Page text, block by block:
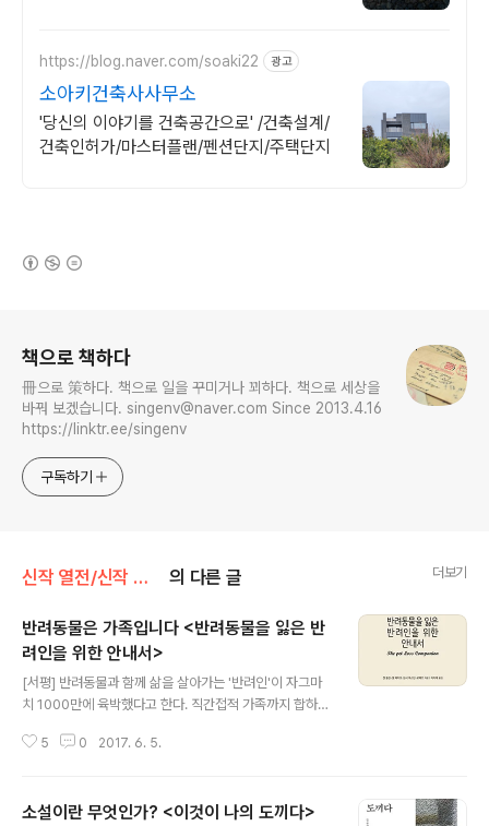
https://blog.naver.com/soaki22 광고
소아키건축사사무소
'당신의 이야기를 건축공간으로' /건축설계/
건축인허가/마스터플랜/펜션단지/주택단지
책으로 책하다
冊으로 策하다. 책으로 일을 꾸미거나 꾀하다. 책으로 세상을
바꿔 보겠습니다. singenv@naver.com Since 2013.4.16
https://linktr.ee/singenv
구독하기
신작 열전/신작 도서 의 다른 글 더보기
반려동물은 가족입니다 <반려동물을 잃은 반
려인을 위한 안내서>
[서평] 반려동물과 함께 삶을 살아가는 '반려인'이 자그마
치 1000만에 육박했다고 한다. 직간접적 가족까지 합하면
크게 작용했다고 알고 있다. 나만 해도 평생 반려동물을 옆
터 걱정되고 겁이나는 건, 인간보다 훨씬 짧은 반려동물의
5 0 2017. 6. 5.
소설이란 무엇인가? <이것이 나의 도끼다>